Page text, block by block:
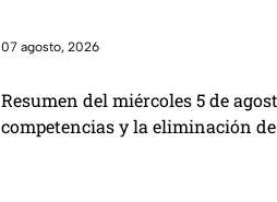
07 agosto, 2026
Resumen del miércoles 5 de
competencias y la eliminación